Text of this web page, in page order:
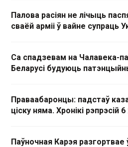
Палова расіян не лічыць
сваёй арміі ў вайне супраць
Са спадзевам на Чалавека-
Беларусі будуюць
Праваабаронцы: падстаў
ціску няма. Хронікі рэпрэсій
Паўночная Карэя